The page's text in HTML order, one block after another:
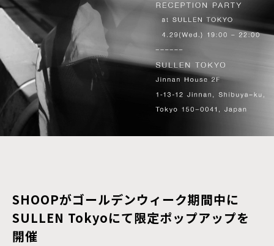
SHOOPがゴールデンウィーク期間中に
SULLEN Tokyoにて限定ポップアップを
開催